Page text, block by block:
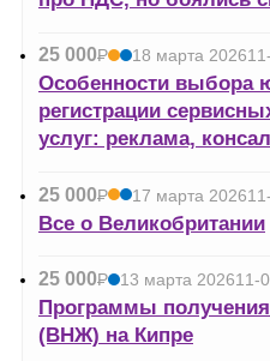
25 000Р
УБ.
18 марта 2026
Особенности выбора
регистрации
услуг: реклама,
25 000Р
УБ.
17 марта 2026
Все о Великобритании
25 000Р
УБ.
13 марта 202611-
Программы
(ВНЖ) на Кипре